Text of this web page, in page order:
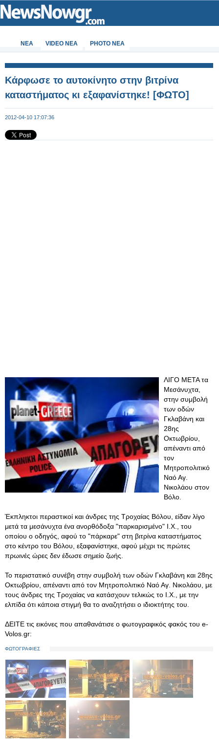
ΝΕΑ VIDEO NEA PHOTO NEA
Κάρφωσε το αυτοκίνητο στην βιτρίνα
καταστήματος κι εξαφανίστηκε! [ΦΩΤΟ]
2012-04-10 17:07:36
ΛΙΓΟ ΜΕΤΑ τα
Μεσάνυχτα,
στην συμβολή
των οδών
Γκλαβάνη και
28ης
Οκτωβρίου,
απέναντι από
τον
Μητροπολιτικό
Ναό Αγ.
Νικολάου στον
Βόλο.
Έκπληκτοι περαστικοί και άνδρες της Τροχαίας Βόλου, είδαν λίγο
μετά τα μεσάνυχτα ένα ανορθόδοξα "παρκαρισμένο" Ι.Χ., του
οποίου ο οδηγός, αφού το "πάρκαρε" στη βιτρίνα καταστήματος
στο κέντρο του Βόλου, εξαφανίστηκε, αφού μέχρι τις πρώτες
πρωινές ώρες δεν έδωσε σημείο ζωής.
Το περιστατικό συνέβη στην συμβολή των οδών Γκλαβάνη και 28ης
Οκτωβρίου, απέναντι από τον Μητροπολιτικό Ναό Αγ. Νικολάου, με
τους άνδρες της Τροχαίας να κατάσχουν τελικώς το Ι.Χ., με την
ελπίδα ότι κάποια στιγμή θα το αναζητήσει ο ιδιοκτήτης του.
ΔΕΙΤΕ τις εικόνες που απαθανάτισε ο φωτογραφικός φακός του e-
Volos.gr:
ΦΩΤΟΓΡΑΦΙΕΣ